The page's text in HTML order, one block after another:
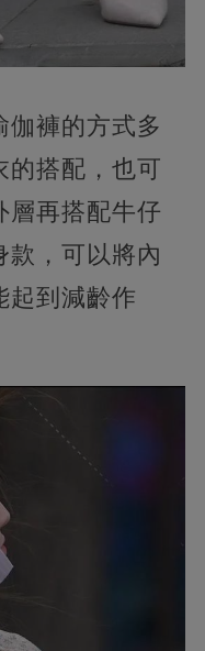
伽褲的方式多
的搭配，也可
層再搭配牛仔
款，可以將內
起到減齡作